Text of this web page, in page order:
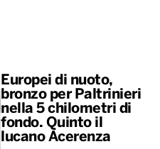
Europei di nuoto,
bronzo per Paltrinieri
nella 5 chilometri di
fondo. Quinto il
lucano Acerenza